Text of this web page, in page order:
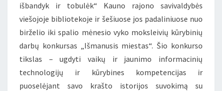
išbandyk ir tobulėk“ Kauno rajono savivaldybės
viešojoje bibliotekoje ir šešiuose jos padaliniuose nuo
birželio iki spalio mėnesio vyko moksleivių kūrybinių
darbų konkursas „Išmanusis miestas“. Šio konkurso
tikslas – ugdyti vaikų ir jaunimo informacinių
technologijų ir kūrybines kompetencijas ir
puoselėjant savo krašto istorijos suvokimą su